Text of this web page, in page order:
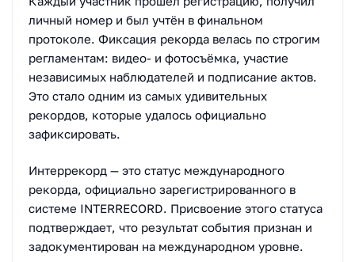
личный номер и был учтён в финальном
протоколе. Фиксация рекорда велась по строгим
регламентам: видео- и фотосъёмка, участие
независимых наблюдателей и подписание актов.
Это стало одним из самых удивительных
рекордов, которые удалось официально
зафиксировать.
Интеррекорд — это статус международного
рекорда, официально зарегистрированного в
системе INTERRECORD. Присвоение этого статуса
подтверждает, что результат события признан и
задокументирован на международном уровне.